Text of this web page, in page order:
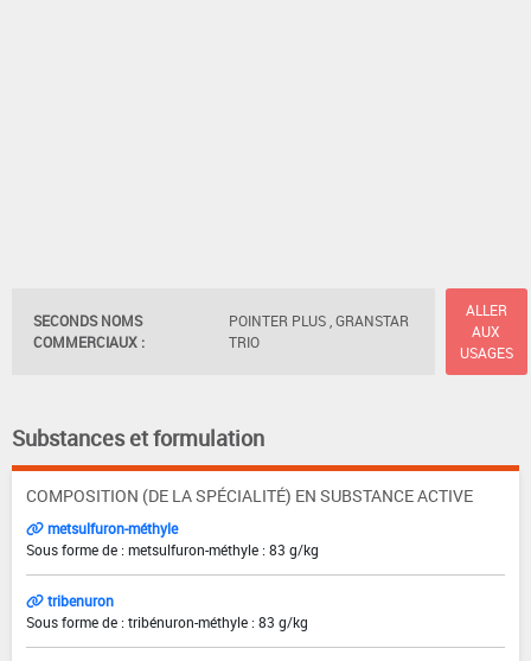
SECONDS NOMS
COMMERCIAUX :
POINTER PLUS , GRANSTAR
TRIO
ALLER
AUX
USAGES
Substances et formulation
COMPOSITION (DE LA SPÉCIALITÉ) EN SUBSTANCE ACTIVE
metsulfuron-méthyle
Sous forme de : metsulfuron-méthyle : 83 g/kg
tribenuron
Sous forme de : tribénuron-méthyle : 83 g/kg